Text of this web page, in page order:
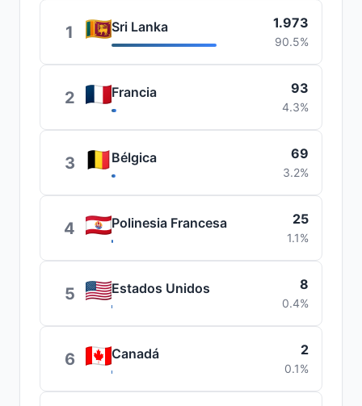
1 Sri Lanka 1.973
90.5%
2 Francia 93
4.3%
3 Bélgica 69
3.2%
4 Polinesia Francesa 25
1.1%
5 Estados Unidos 8
0.4%
6 Canadá 2
0.1%